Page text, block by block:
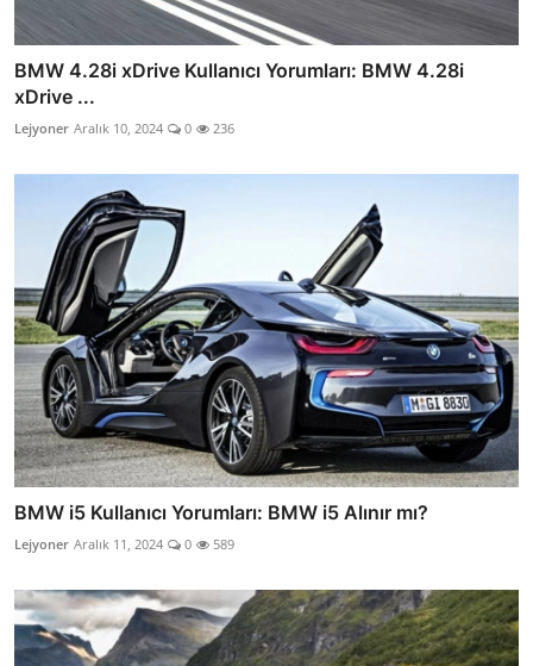
BMW 4.28i xDrive Kullanıcı Yorumları: BMW 4.28i
xDrive ...
Lejyoner Aralık 10, 2024 0 236
BMW i5 Kullanıcı Yorumları: BMW i5 Alınır mı?
Lejyoner Aralık 11, 2024 0 589